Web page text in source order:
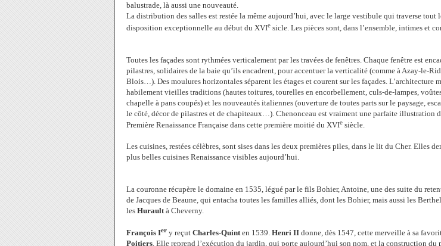
balustrade, là aussi une nouveauté.
La distribution des salles est restée la même aujourd’hui, avec le large vestibule qui traverse tout
disposition exceptionnelle au début du XVIe sicle. Les pièces sont, dans l’ensemble, intimes et
Toutes les façades sont rythmées verticalement par les travées de fenêtres. Chaque fenêtre est
pilastres, solidaires de la baie qu’ils encadrent, pour accentuer la verticalité (comme à Azay-le-
Blois…). Des moulures horizontales séparent les étages et courent sur les façades. L’architecture
habilement vieilles traditions (hautes toitures, tourelles en encorbellement, culs-de-lampes,
chapelle à pans coupés) et les nouveautés italiennes (ouverture de toutes parts sur le paysage,
le côté, décor de pilastres et de chapiteaux…). Chenonceau est vraiment une parfaite illustration
Première Renaissance Française dans cette première moitié du XVIe siècle.
Les cuisines, restées célèbres, sont sises dans les deux premières piles, dans le lit du Cher. Elles
plus belles cuisines Renaissance visibles aujourd’hui.
La couronne récupère le domaine en 1535, légué par le fils Bohier, Antoine, une des suite du
de Jacques de Beaune, qui entacha toutes les familles alliés, dont les Bohier, mais aussi les
les Hurault à Cheverny.
François Ier y reçut Charles-Quinten 1539. Henri II donne, dès 1547, cette merveille à sa
Poitiers. Elle reprend l’exécution du jardin, qui porte aujourd’hui son nom, et la construction du